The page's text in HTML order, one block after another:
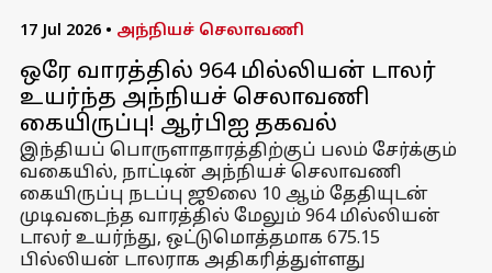
17 Jul 2026 • அந்நியச் செலாவணி
ஒரே வாரத்தில் 964 மில்லியன் டாலர்
உயர்ந்த அந்நியச் செலாவணி
கையிருப்பு! ஆர்பிஐ தகவல்
இந்தியப் பொருளாதாரத்திற்குப் பலம் சேர்க்கும்
வகையில், நாட்டின் அந்நியச் செலாவணி
கையிருப்பு நடப்பு ஜூலை 10 ஆம் தேதியுடன்
முடிவடைந்த வாரத்தில் மேலும் 964 மில்லியன்
டாலர் உயர்ந்து, ஒட்டுமொத்தமாக 675.15
பில்லியன் டாலராக அதிகரித்துள்ளது